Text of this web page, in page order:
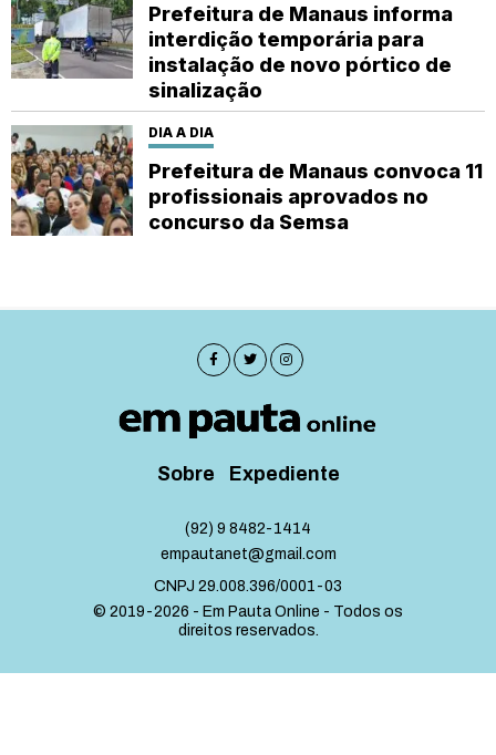
Prefeitura de Manaus informa
interdição temporária para
instalação de novo pórtico de
sinalização
DIA A DIA
Prefeitura de Manaus convoca 11
profissionais aprovados no
concurso da Semsa
Sobre Expediente
(92) 9 8482-1414
empautanet@gmail.com
CNPJ 29.008.396/0001-03
© 2019-2026 - Em Pauta Online - Todos os
direitos reservados.